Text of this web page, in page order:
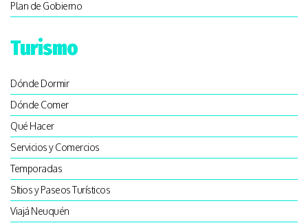
Plan de Gobierno
Turismo
Dónde Dormir
Dónde Comer
Qué Hacer
Servicios y Comercios
Temporadas
SItios y Paseos Turísticos
Viajá Neuquén